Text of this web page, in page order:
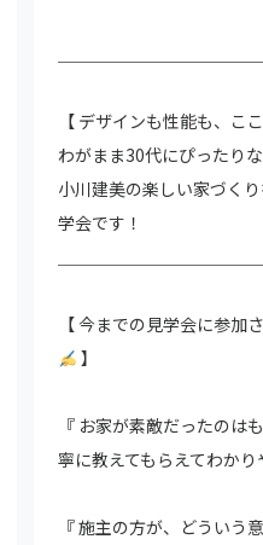
【 デザインも性能も、こ
わがまま30代にぴったりな
小川建美の楽しい家づく
学会です！
【 今までの見学会に参加
】
『 お家が素敵だったのは
寧に教えてもらえてわかり
『 施主の方が、どういう